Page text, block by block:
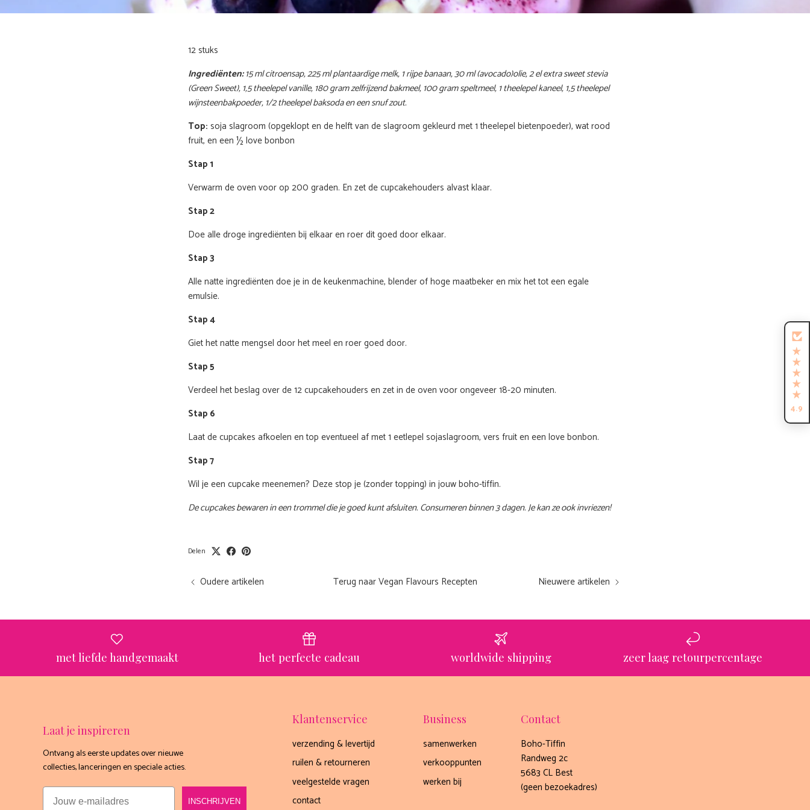
12 stuks
Ingrediënten:15 ml citroensap, 225 ml plantaardige melk, 1 rijpe banaan, 30 ml (avocado)olie, 2 el extra sweet stevia
(Green Sweet), 1,5 theelepel vanille, 180 gram zelfrijzend bakmeel, 100 gram speltmeel, 1 theelepel kaneel, 1,5 theelepel
wijnsteenbakpoeder, 1/2 theelepel baksoda en een snuf zout.
Top: soja slagroom (opgeklopt en de helft van de slagroom gekleurd met 1 theelepel bietenpoeder), wat rood
fruit, en een ½ love bonbon
Stap 1
Verwarm de oven voor op 200 graden. En zet de cupcakehouders alvast klaar.
Stap 2
Doe alle droge ingrediënten bij elkaar en roer dit goed door elkaar.
Stap 3
Alle natte ingrediënten doe je in de keukenmachine, blender of hoge maatbeker en mix het tot een egale
emulsie.
Stap 4
Giet het natte mengsel door het meel en roer goed door.
Stap 5
Verdeel het beslag over de 12 cupcakehouders en zet in de oven voor ongeveer 18-20 minuten.
Stap 6
Laat de cupcakes afkoelen en top eventueel af met 1 eetlepel sojaslagroom, vers fruit en een love bonbon.
Stap 7
Wil je een cupcake meenemen? Deze stop je (zonder topping) in jouw boho-tiffin.
De cupcakes bewaren in een trommel die je goed kunt afsluiten. Consumeren binnen 3 dagen. Je kan ze ook invriezen!
Delen
Oudere artikelen Terug naar Vegan Flavours Recepten Nieuwere artikelen
met liefde handgemaakt het perfecte cadeau worldwide shipping zeer laag retourpercentage
Laat je inspireren
Ontvang als eerste updates over nieuwe
collecties, lanceringen en speciale acties.
Email
INSCHRIJVEN
Klantenservice
verzending & levertijd
ruilen & retourneren
veelgestelde vragen
contact
Business
samenwerken
verkooppunten
werken bij
Contact
Boho-Tiffin
Randweg 2c
5683 CL Best
(geen bezoekadres)
4.9
Ontvang nu gratis het
Email
JAAA HEEL GRAAG!